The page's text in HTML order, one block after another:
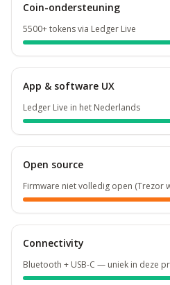
Coin-ondersteuning
5500+ tokens via Ledger Live
App & software UX
Ledger Live in het Nederlands
Open source
Firmware niet volledig open (Trezor
Connectivity
Bluetooth + USB-C — uniek in deze